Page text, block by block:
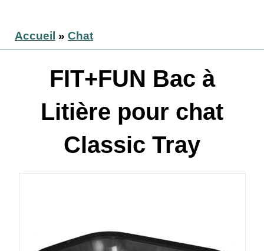
Accueil » Chat
FIT+FUN Bac à
Litière pour chat
Classic Tray